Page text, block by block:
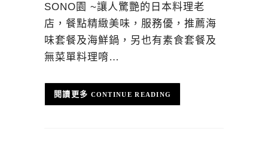
SONO園 ~讓人驚艷的日本料理老
店，餐點精緻美味，服務優，推薦海
味套餐及海鮮鍋，另也有素食套餐及
無菜單料理唷…
CONTINUE READING